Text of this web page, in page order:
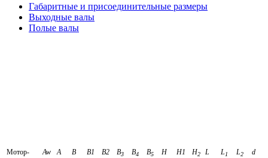
Габаритные и присоединительные размеры
Выходные валы
Полые валы
Мотор-
Aw A В B1 B2 B3 B4 B5 H H1 H2 L L1 L2 d